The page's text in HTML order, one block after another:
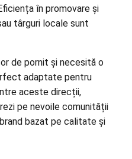
în promovare și
târguri locale sunt
de pornit și necesită o
adaptate pentru
aceste direcții,
pe nevoile comunității
bazat pe calitate și